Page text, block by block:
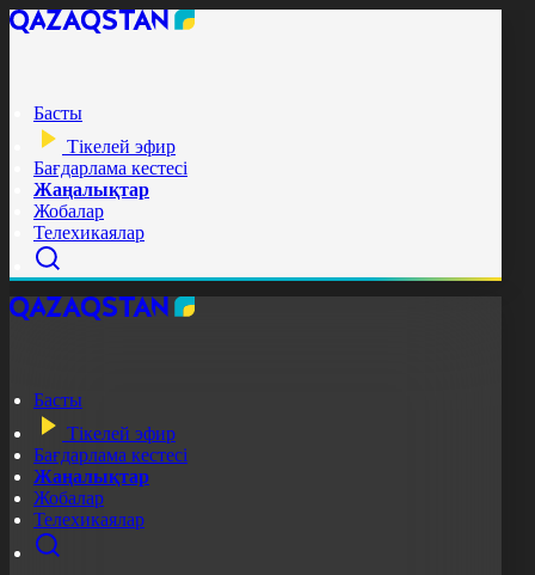
Басты
Тікелей эфир
Бағдарлама кестесі
Жаңалықтар
Жобалар
Телехикаялар
Басты
Тікелей эфир
Бағдарлама кестесі
Жаңалықтар
Жобалар
Телехикаялар